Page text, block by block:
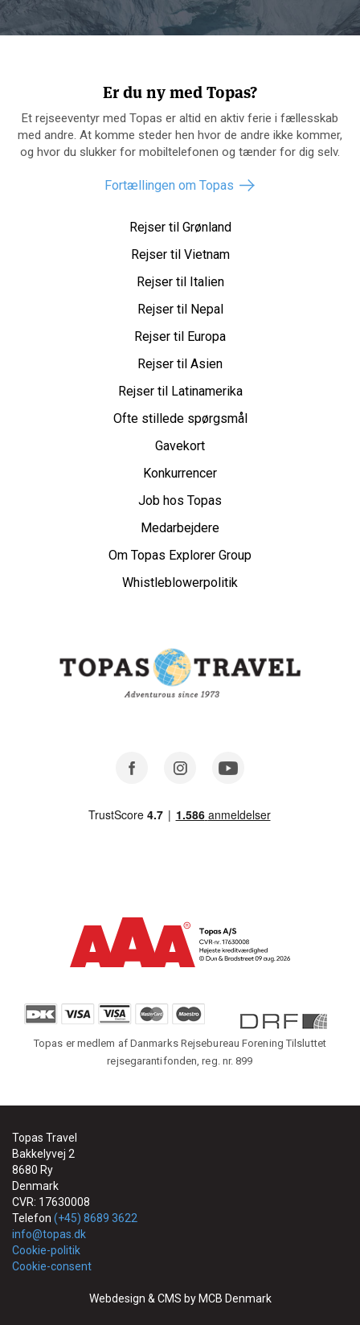
Er du ny med Topas?
Et rejseeventyr med Topas er altid en aktiv ferie i fællesskab
med andre. At komme steder hen hvor de andre ikke kommer,
og hvor du slukker for mobiltelefonen og tænder for dig selv.
Fortællingen om Topas
Rejser til Grønland
Rejser til Vietnam
Rejser til Italien
Rejser til Nepal
Rejser til Europa
Rejser til Asien
Rejser til Latinamerika
Ofte stillede spørgsmål
Gavekort
Konkurrencer
Job hos Topas
Medarbejdere
Om Topas Explorer Group
Whistleblowerpolitik
Facebook Instagram
Topas er medlem af Danmarks Rejsebureau Forening Tilsluttet
rejsegarantifonden, reg. nr. 899
Topas Travel
Bakkelyvej 2
8680 Ry
Denmark
CVR: 17630008
Telefon (+45) 8689 3622
info@topas.dk
Cookie-politik
Cookie-consent
Webdesign & CMS by MCB Denmark